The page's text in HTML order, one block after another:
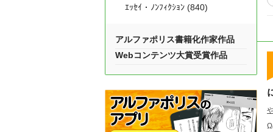
Ω
ｴｯｾｲ・ﾉﾝﾌｨｸｼｮﾝ (840)
アルファポリス書籍化作家作品
Webコンテンツ大賞受賞作品